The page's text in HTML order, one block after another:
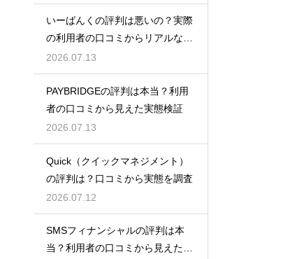
いーばんくの評判は悪いの？実際
の利用者の口コミからリアルな実
態検証
2026.07.13
PAYBRIDGEの評判は本当？利用
者の口コミから見えた実態検証
2026.07.13
Quick（クイックマネジメント）
の評判は？口コミから実態を調査
2026.07.12
SMSフィナンシャルの評判は本
当？利用者の口コミから見えた実